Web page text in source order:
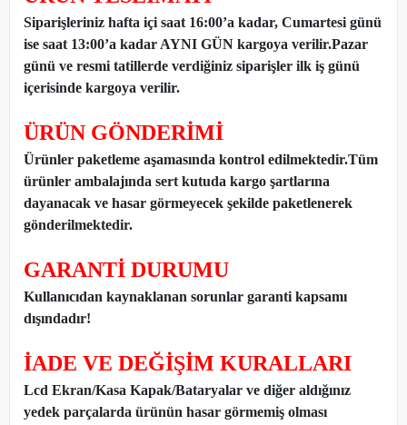
Siparişleriniz hafta içi saat 16:00’a kadar, Cumartesi günü
ise saat 13:00’a kadar AYNI GÜN kargoya verilir.Pazar
günü ve resmi tatillerde verdiğiniz siparişler ilk iş günü
içerisinde kargoya verilir.
ÜRÜN GÖNDERİMİ
Ürünler paketleme aşamasında kontrol edilmektedir.Tüm
ürünler ambalajında sert kutuda kargo şartlarına
dayanacak ve hasar görmeyecek şekilde paketlenerek
gönderilmektedir.
GARANTİ DURUMU
Kullanıcıdan kaynaklanan sorunlar garanti kapsamı
dışındadır!
İADE VE DEĞİŞİM KURALLARI
Lcd Ekran/Kasa Kapak/Bataryalar ve diğer aldığınız
yedek parçalarda ürünün hasar görmemiş olması